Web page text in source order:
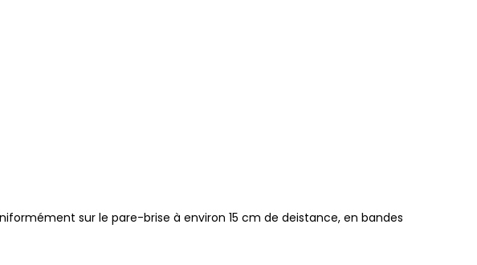
sur le pare-brise à environ 15 cm de deistance, en bandes